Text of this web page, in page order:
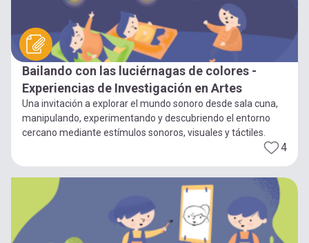
Bailando con las luciérnagas de colores -
Experiencias de Investigación en Artes
Una invitación a explorar el mundo sonoro desde sala cuna,
manipulando, experimentando y descubriendo el entorno
cercano mediante estímulos sonoros, visuales y táctiles.
4